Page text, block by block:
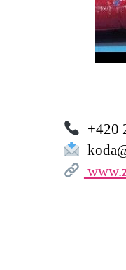
+420